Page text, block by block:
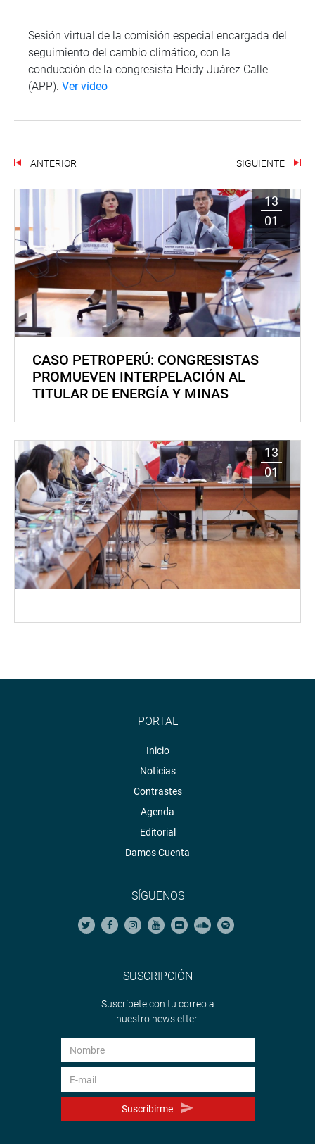
Sesión virtual de la comisión especial encargada del
seguimiento del cambio climático, con la
conducción de la congresista Heidy Juárez Calle
(APP). Ver vídeo
ANTERIOR SIGUIENTE
13
01
CASO PETROPERÚ: CONGRESISTAS
PROMUEVEN INTERPELACIÓN AL
TITULAR DE ENERGÍA Y MINAS
13
01
PORTAL
Inicio
Noticias
Contrastes
Agenda
Editorial
Damos Cuenta
SÍGUENOS
SUSCRIPCIÓN
Suscríbete con tu correo a
nuestro newsletter.
Suscribirme